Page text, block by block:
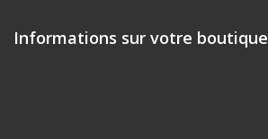
Informations sur votre boutique